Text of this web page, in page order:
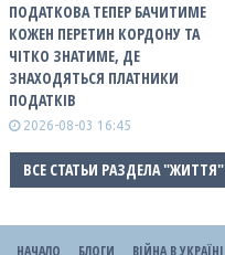
ПОДАТКОВА ТЕПЕР БАЧИТИМЕ
КОЖЕН ПЕРЕТИН КОРДОНУ ТА
ЧІТКО ЗНАТИМЕ, ДЕ
ЗНАХОДЯТЬСЯ ПЛАТНИКИ
ПОДАТКІВ
2026-08-03 16:45
ВСЕ СТАТЬИ РАЗДЕЛА "ЖИТТЯ"
НАЧАЛО БЛОГИ ВІЙНА В УКРАЇНІ